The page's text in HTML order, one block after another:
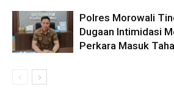
Polres Morowali
Dugaan Intimidasi
Perkara Masuk